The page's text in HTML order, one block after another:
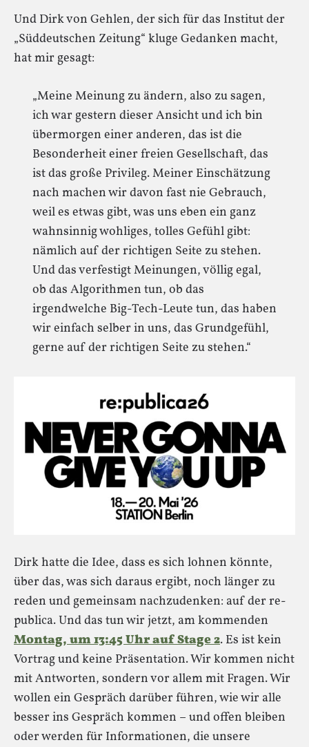
Und Dirk von Gehlen, der sich für das Institut der
„Süddeutschen Zeitung“ kluge Gedanken macht,
hat mir gesagt:
„Meine Meinung zu ändern, also zu sagen,
ich war gestern dieser Ansicht und ich bin
übermorgen einer anderen, das ist die
Besonderheit einer freien Gesellschaft, das
ist das große Privileg. Meiner Einschätzung
nach machen wir davon fast nie Gebrauch,
weil es etwas gibt, was uns eben ein ganz
wahnsinnig wohliges, tolles Gefühl gibt:
nämlich auf der richtigen Seite zu stehen.
Und das verfestigt Meinungen, völlig egal,
ob das Algorithmen tun, ob das
irgendwelche Big-Tech-Leute tun, das haben
wir einfach selber in uns, das Grundgefühl,
gerne auf der richtigen Seite zu stehen.“
Dirk hatte die Idee, dass es sich lohnen könnte,
über das, was sich daraus ergibt, noch länger zu
reden und gemeinsam nachzudenken: auf der re-
publica. Und das tun wir jetzt, am kommenden
Montag, um 13:45 Uhr auf Stage 2. Es ist kein
Vortrag und keine Präsentation. Wir kommen nicht
mit Antworten, sondern vor allem mit Fragen. Wir
wollen ein Gespräch darüber führen, wie wir alle
besser ins Gespräch kommen – und offen bleiben
oder werden für Informationen, die unsere